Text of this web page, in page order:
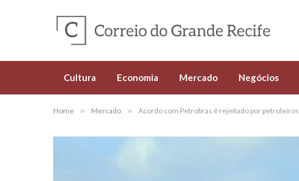
Cultura Economia Mercado Negócios
Home » Mercado » Acordo com Petrobras é rejeitado por petroleiros